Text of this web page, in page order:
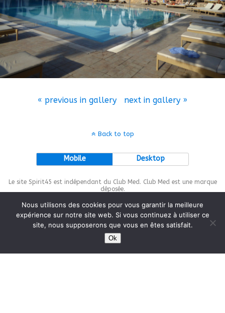
« previous in gallery next in gallery »
Back to top
Mobile Desktop
Le site Spirit45 est indépendant du Club Med. Club Med est une marque
déposée.
This site is protected bywp-copyrightpro.com
Nous utilisons des cookies pour vous garantir la meilleure
expérience sur notre site web. Si vous continuez à utiliser ce
site, nous supposerons que vous en êtes satisfait.
Ok